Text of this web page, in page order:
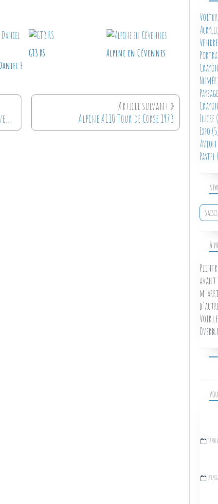
E
GT3 RS Alpine en Cévennes
JC Andruet - lancia Stratos - Ronde cévenole 1973 Alpine A110 Tour de Corse 1973
À
avant
Voir
18/
23/
Vendre
Paysage
Encre
Expo
Avion
Pastel